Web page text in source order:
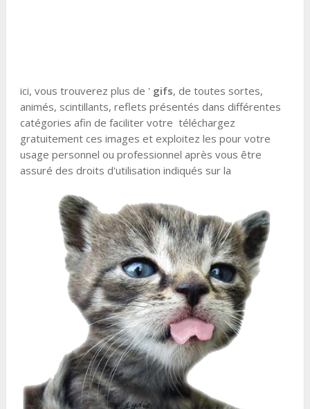
ici, vous trouverez plus de ' gifs, de toutes sortes,
animés, scintillants, reflets présentés dans différentes
catégories afin de faciliter votre téléchargez
gratuitement ces images et exploitez les pour votre
usage personnel ou professionnel après vous être
assuré des droits d'utilisation indiqués sur la